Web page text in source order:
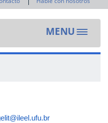
MENU
Toggle